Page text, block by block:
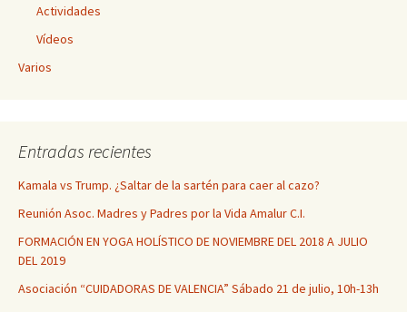
Actividades
Vídeos
Varios
Entradas recientes
Kamala vs Trump. ¿Saltar de la sartén para caer al cazo?
Reunión Asoc. Madres y Padres por la Vida Amalur C.I.
FORMACIÓN EN YOGA HOLÍSTICO DE NOVIEMBRE DEL 2018 A JULIO
DEL 2019
Asociación “CUIDADORAS DE VALENCIA” Sábado 21 de julio, 10h-13h